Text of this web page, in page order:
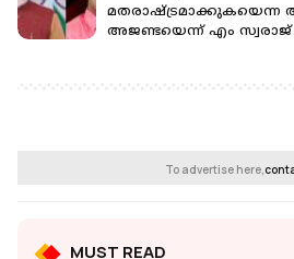
അജണ്ടയെന്ന് എം സ്വരാജ്
To advertise here,
MUST READ